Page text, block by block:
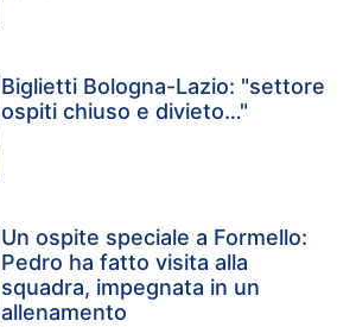
Biglietti Bologna-Lazio: "settore
ospiti chiuso e divieto…"
Un ospite speciale a Formello:
Pedro ha fatto visita alla
squadra, impegnata in un
allenamento